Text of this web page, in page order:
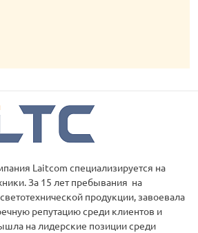
Laitcom специализируется на
За 15 лет пребывания на
продукции, завоевала
репутацию среди клиентов и
на лидерские позиции среди